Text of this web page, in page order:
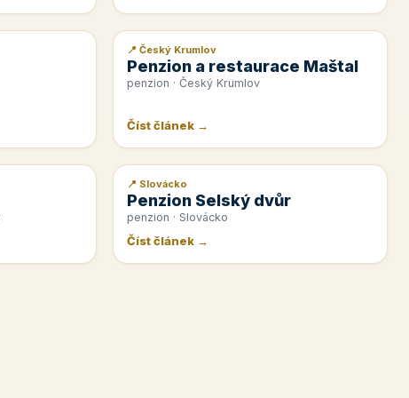
📰 PR článek
📍 Český Krumlov
Penzion a restaurace Maštal
penzion · Český Krumlov
Číst článek →
📰 PR článek
📍 Slovácko
Penzion Selský dvůr
penzion · Slovácko
Číst článek →